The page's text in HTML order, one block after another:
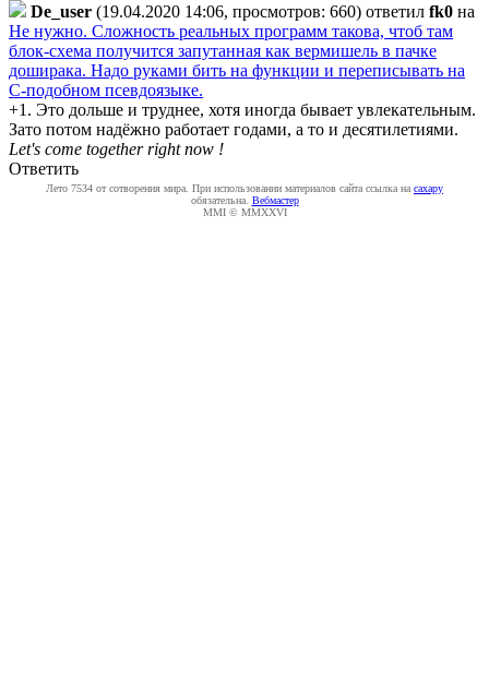
De_user (19.04.2020 14:06, просмотров: 660) ответил fk0 на
Не нужно. Сложность реальных программ такова, чтоб там
блок-схема получится запутанная как вермишель в пачке
доширака. Надо руками бить на функции и переписывать на
C-подобном псевдоязыке.
+1. Это дольше и труднее, хотя иногда бывает увлекательным.
Зато потом надёжно работает годами, а то и десятилетиями.
Let's come together right now !
Ответить
Лето 7534 от сотворения мира. При использовании материалов сайта ссылка на caxapу
обязательна. Вебмастер
MMI © MMXXVI